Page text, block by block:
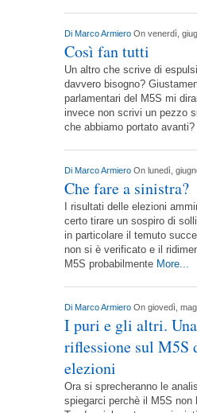
Di Marco Armiero On venerdì,
Così fan tutti
Un altro che scrive di
davvero bisogno?
parlamentari del M5S mi
invece non scrivi un pezzo
che abbiamo portato avanti?
Di Marco Armiero On lunedì,
Che fare a sinistra?
I risultati delle elezioni
certo tirare un sospiro di
in particolare il temuto
non si è verificato e il
M5S probabilmente More...
Di Marco Armiero On giovedì,
I puri e gli altri. Una
riflessione sul M5S
elezioni
Ora si sprecheranno le
spiegarci perchè il M5S non